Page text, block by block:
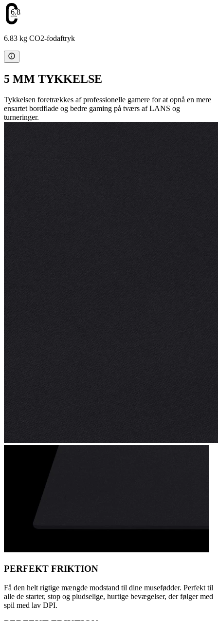
6.83
6.83 kg CO2-fodaftryk
5 MM TYKKELSE
Tykkelsen foretrækkes af professionelle gamere for at opnå en mere
ensartet bordflade og bedre gaming på tværs af LANS og
turneringer.
PERFEKT FRIKTION
Få den helt rigtige mængde modstand til dine musefødder. Perfekt til
alle de starter, stop og pludselige, hurtige bevægelser, der følger med
spil med lav DPI.